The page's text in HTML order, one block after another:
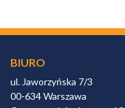
BIURO
ul. Jaworzyńska 7/3
00-634 Warszawa